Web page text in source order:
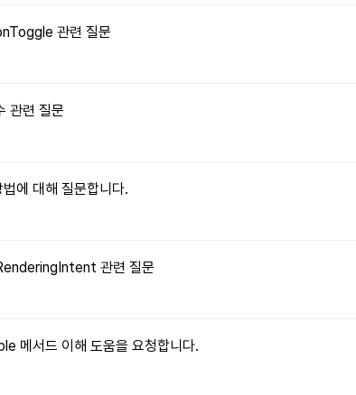
관련 질문
관련 질문
에 대해 질문합니다.
관련 질문
메서드 이해 도움을 요청합니다.